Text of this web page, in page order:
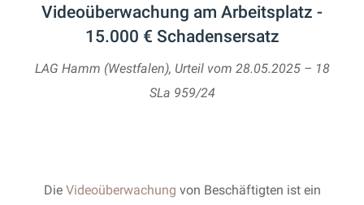
Videoüberwachung am Arbeitsplatz -
15.000 € Schadensersatz
LAG Hamm (Westfalen), Urteil vom 28.05.2025 – 18
SLa 959/24
Die Videoüberwachung von Beschäftigten ist ein